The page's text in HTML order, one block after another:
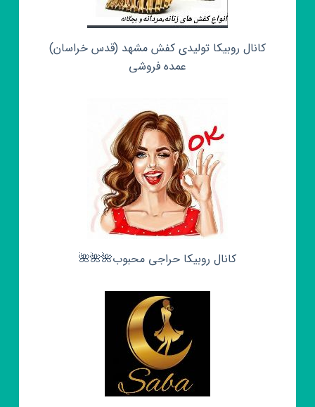
کانال روبیکا تولیدی کفش مشهد (قدس خراسان)
عمده فروشی
کانال روبیکا حراجی محبوب🌺🌺🌺